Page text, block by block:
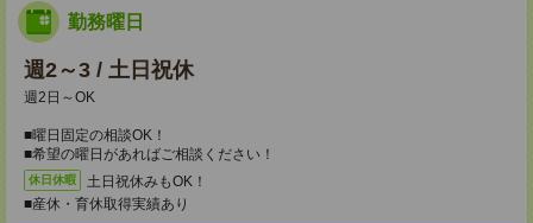
勤務曜日
週2～3 / 土日祝休
週2日～OK
■曜日固定の相談OK！
■希望の曜日があればご相談ください！
休日休暇
土日祝休みもOK！
■産休・育休取得実績あり